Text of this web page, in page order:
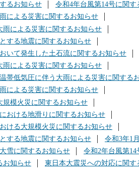
るお知らせ
令和4年台風第14号に関す
による災害に関するお知らせ
雨による災害に関するお知らせ
する地震に関するお知らせ
いて発生した土石流に関するお知らせ
雨による災害に関するお知らせ
帯低気圧に伴う大雨による災害に関する
による災害に関するお知らせ
規模火災に関するお知らせ
おける地滑りに関するお知らせ
ける大規模火災に関するお知らせ
する地震に関するお知らせ
令和3年1
雪に関するお知らせ
令和2年台風第
お知らせ
東日本大震災への対応に関す